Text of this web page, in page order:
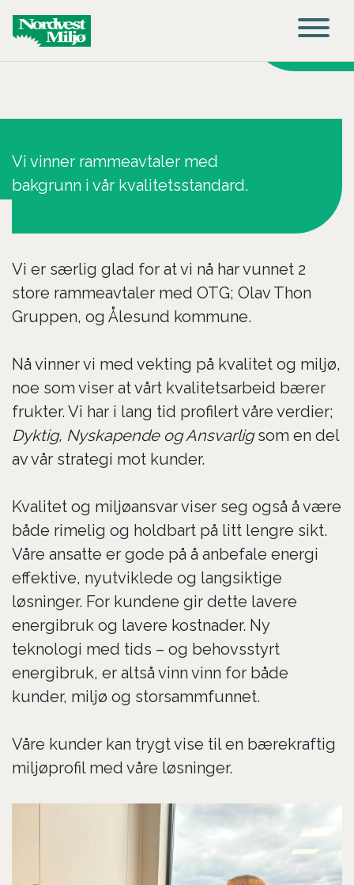
Main Navigation
Vi vinner rammeavtaler med
bakgrunn i vår kvalitetsstandard.
Vi er særlig glad for at vi nå har vunnet 2
store rammeavtaler med OTG; Olav Thon
Gruppen, og Ålesund kommune.
Nå vinner vi med vekting på kvalitet og miljø,
noe som viser at vårt kvalitetsarbeid bærer
frukter. Vi har i lang tid profilert våre verdier;
Dyktig, Nyskapende og Ansvarligsom en del
av vår strategi mot kunder.
Kvalitet og miljøansvar viser seg også å være
både rimelig og holdbart på litt lengre sikt.
Våre ansatte er gode på å anbefale energi
effektive, nyutviklede og langsiktige
løsninger. For kundene gir dette lavere
energibruk og lavere kostnader. Ny
teknologi med tids – og behovsstyrt
energibruk, er altså vinn vinn for både
kunder, miljø og storsammfunnet.
Våre kunder kan trygt vise til en bærekraftig
miljøprofil med våre løsninger.